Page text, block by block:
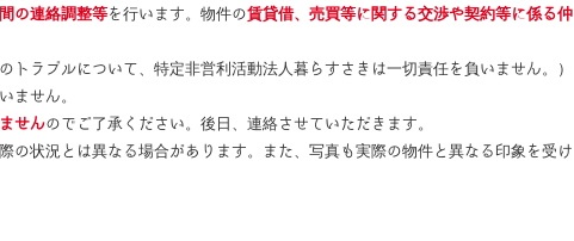
の連絡調整等を行います。物件の賃貸借、売買等に関する交渉や契約等に係る仲
ラブルについて、特定非営利活動法人暮らすさきは一切責任を負いません。）
ません。
せんのでご了承ください。後日、連絡させていただきます。
状況とは異なる場合があります。また、写真も実際の物件と異なる印象を受け